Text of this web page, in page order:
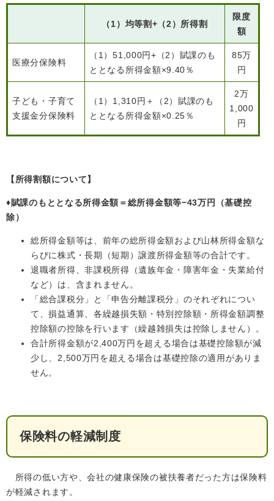
子育て情報 目
次
結婚・離婚 就職・退職
し
医療・健康 高齢・介護 おくやみ
（1）均等割+（2）所得割
限度
額
医療分保険料
（1）51,000円+（2）賦課のも
ととなる所得金額×9.40％
85万
円
子ども・子育て
支援金分保険料
（1）1,310円＋（2）賦課のも
ととなる所得金額×0.25％
2万
1,000
円
【所得割額について】
♦​賦課のもととなる所得金額＝総所得金額等−43万円（基礎控
除）
総所得金額等は、前年の総所得金額および山林所得金額な
らびに株式・長期（短期）譲渡所得金額等の合計です。
退職者所得、非課税所得（遺族年金・障害年金・失業給付
など）は、含まれません。
「総合課税分」と「申告分離課税分」のそれぞれについ
て、損益通算、各繰越損失額・特別控除額・所得金額調整
控除額の控除を行います（繰越雑損失は控除しません）。
合計所得金額が2,400万円を超える場合は基礎控除額が減
少し、2,500万円を超える場合は基礎控除の適用がありま
せん。
保険料の軽減制度
所得の低い方や、会社の健康保険の被扶養者だった方は保険料
が軽減されます。